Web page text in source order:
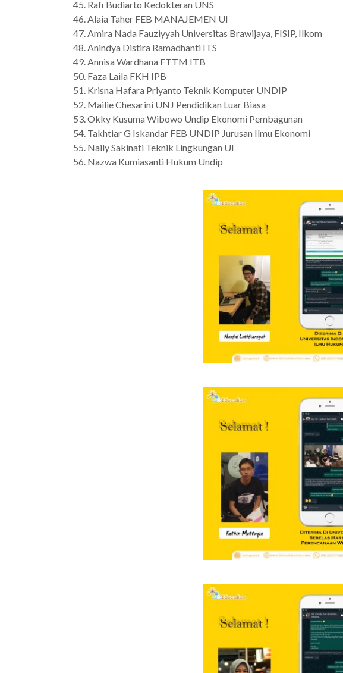
Rafi Budiarto Kedokteran UNS
Alaia Taher FEB MANAJEMEN UI
Amira Nada Fauziyyah Universitas Brawijaya, FISIP, Ilkom
Anindya Distira Ramadhanti ITS
Annisa Wardhana FTTM ITB
Faza Laila FKH IPB
Krisna Hafara Priyanto Teknik Komputer UNDIP
Mailie Chesarini UNJ Pendidikan Luar Biasa
Okky Kusuma Wibowo Undip Ekonomi Pembagunan
Takhtiar G Iskandar FEB UNDIP Jurusan Ilmu Ekonomi
Naily Sakinati Teknik Lingkungan UI
Nazwa Kumiasanti Hukum Undip